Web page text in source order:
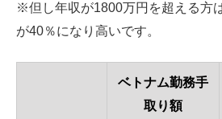
※但し年収が1800万円を超える方
が40％になり高いです。
ベトナム勤務手
取り額